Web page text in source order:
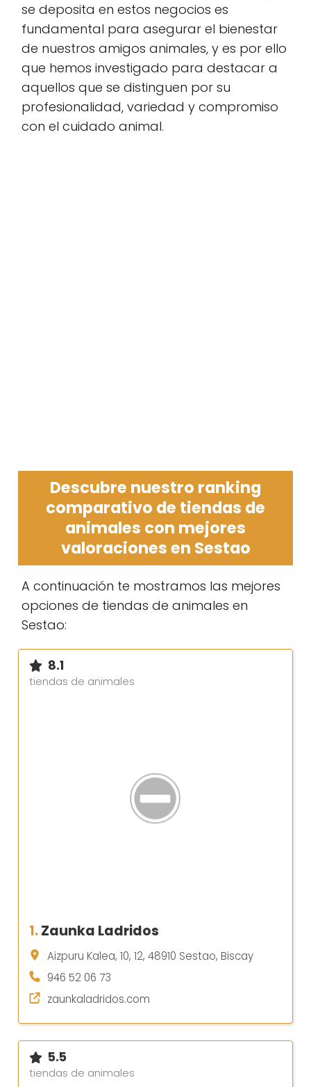
se deposita en estos negocios es
fundamental para asegurar el bienestar
de nuestros amigos animales, y es por ello
que hemos investigado para destacar a
aquellos que se distinguen por su
profesionalidad, variedad y compromiso
con el cuidado animal.
Descubre nuestro ranking
comparativo de tiendas de
animales con mejores
valoraciones en Sestao
A continuación te mostramos las mejores
opciones de tiendas de animales en
Sestao:
8.1
tiendas de animales
1.Zaunka Ladridos
Aizpuru Kalea, 10, 12, 48910 Sestao, Biscay
946 52 06 73
zaunkaladridos.com
5.5
tiendas de animales